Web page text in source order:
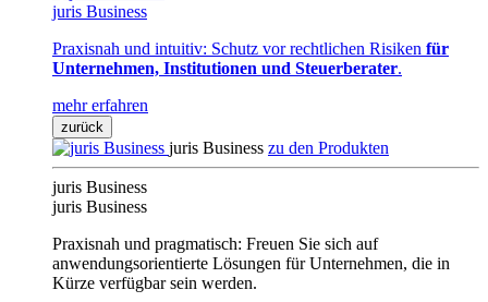
juris Business
Praxisnah und intuitiv: Schutz vor rechtlichen Risiken für
Unternehmen, Institutionen und Steuerberater.
mehr erfahren
zurück
juris Business zu den Produkten
juris Business
juris Business
Praxisnah und pragmatisch: Freuen Sie sich auf
anwendungsorientierte Lösungen für Unternehmen, die in
Kürze verfügbar sein werden.